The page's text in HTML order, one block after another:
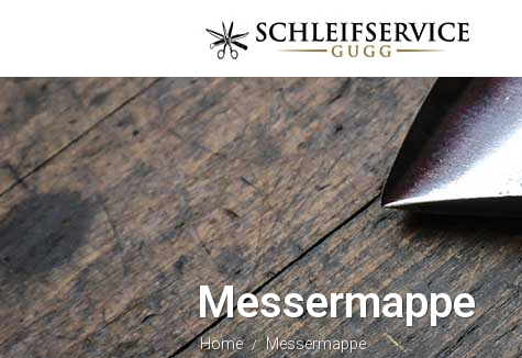
Messermappe
Home / Messermappe